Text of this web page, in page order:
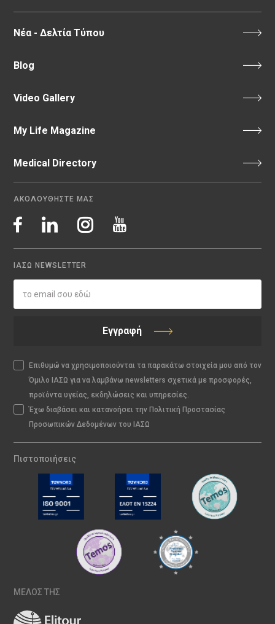
Νέα - Δελτία Τύπου
Blog
Video Gallery
My Life Magazine
Medical Directory
ΑΚΟΛΟΥΘΗΣΤΕ ΜΑΣ
ΙΑΣΩ NEWSLETTER
Εγγραφή
Επιθυμώ να χρησιμοποιούνται τα παρακάτω στοιχεία μου από τον
Όμιλο ΙΑΣΩ για να λαμβάνω newsletters σχετικά με προσφορές,
προϊόντα υγείας, εκδηλώσεις και υπηρεσίες.
Έχω διαβάσει και κατανοήσει την Πολιτική Προστασίας
Προσωπικών Δεδομένων του ΙΑΣΩ
Πιστοποιήσεις
ΜΕΛΟΣ ΤΗΣ